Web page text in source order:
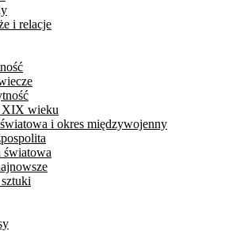
i relacje
XIX wieku
i okres międzywojenny